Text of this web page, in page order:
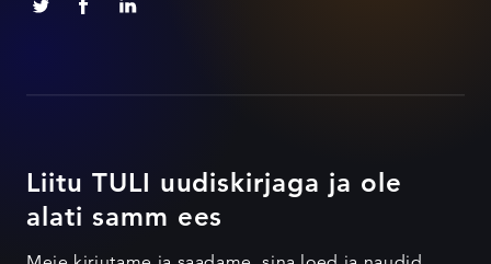
Liitu TULI uudiskirjaga ja ole
alati samm ees